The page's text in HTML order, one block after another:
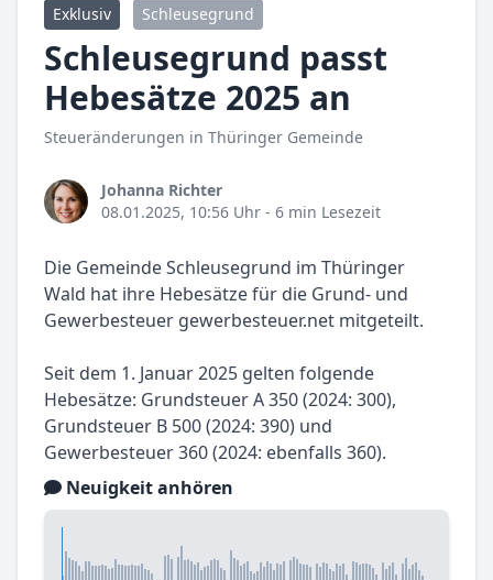
Exklusiv
Schleusegrund
Schleusegrund passt
Hebesätze 2025 an
Steueränderungen in Thüringer Gemeinde
Johanna Richter
08.01.2025, 10:56 Uhr - 6 min Lesezeit
Die Gemeinde Schleusegrund im Thüringer
Wald hat ihre Hebesätze für die Grund- und
Gewerbesteuer gewerbesteuer.net mitgeteilt.
Seit dem 1. Januar 2025 gelten folgende
Hebesätze: Grundsteuer A 350 (2024: 300),
Grundsteuer B 500 (2024: 390) und
Gewerbesteuer 360 (2024: ebenfalls 360).
Neuigkeit anhören